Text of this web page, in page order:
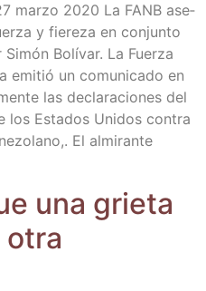
mar­zo 2020 La FANB ase­
y fie­re­za en con­jun­to
Bolí­var. La Fuer­za
emi­tió un comu­ni­ca­do en
las decla­ra­cio­nes del
los Esta­dos Uni­dos con­tra
El almi­ran­te
una grie­ta
otra